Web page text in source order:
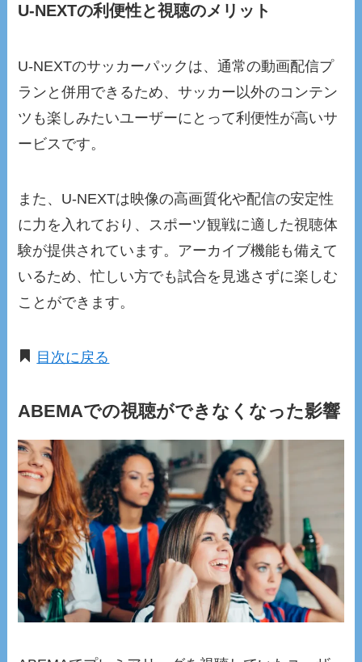
U-NEXTの利便性と視聴のメリット
U-NEXTのサッカーパックは、通常の動画配信プ
ランと併用できるため、サッカー以外のコンテン
ツも楽しみたいユーザーにとって利便性が高いサ
ービスです。
また、U-NEXTは映像の高画質化や配信の安定性
に力を入れており、スポーツ観戦に適した視聴体
験が提供されています。アーカイブ機能も備えて
いるため、忙しい方でも試合を見逃さずに楽しむ
ことができます。
目次に戻る
ABEMAでの視聴ができなくなった影響